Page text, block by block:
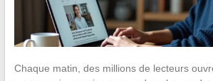
Chaque matin, des millions de lecteurs